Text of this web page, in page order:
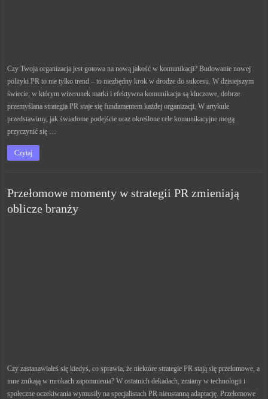
Czy Twoja organizacja jest gotowa na nową jakość w komunikacji? Budowanie nowej
polityki PR to nie tylko trend – to niezbędny krok w drodze do sukcesu. W dzisiejszym
świecie, w którym wizerunek marki i efektywna komunikacja są kluczowe, dobrze
przemyślana strategia PR staje się fundamentem każdej organizacji. W artykule
przedstawimy, jak świadome podejście oraz określone cele komunikacyjne mogą
przyczynić się …
Czytaj
Przełomowe momenty w strategii PR zmieniają
oblicze branży
Czy zastanawiałeś się kiedyś, co sprawia, że niektóre strategie PR stają się przełomowe, a
inne znikają w mrokach zapomnienia? W ostatnich dekadach, zmiany w technologii i
społeczne oczekiwania wymusiły na specjalistach PR nieustanną adaptację. Przełomowe